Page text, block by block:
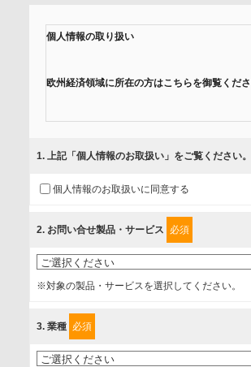
個人情報の取り扱い
欧州経済領域に所在の方はこちらを御覧くださ
組みを行っています。
に取扱い、これらで定める範囲内で、サービス
内等のために利用させていただいております。
情報を提供されるお客様（本人）に対して、情
的、管理者、提供の有無、情報提供の任意性や
確認し、当社への情報提供がお客様の懸念にな
上げます。
1. 上記「個人情報のお取扱い」をご覧ください。
個人情報のお取扱いに同意する
2. お問い合せ製品・サービス 必須
※対象の製品・サービスを選択してください。
3. 業種 必須